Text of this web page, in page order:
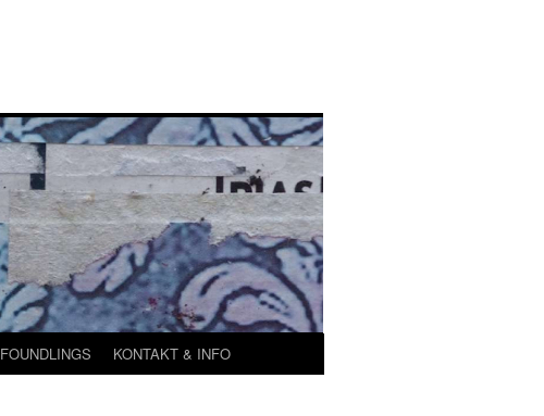
FOUNDLINGS KONTAKT & INFO